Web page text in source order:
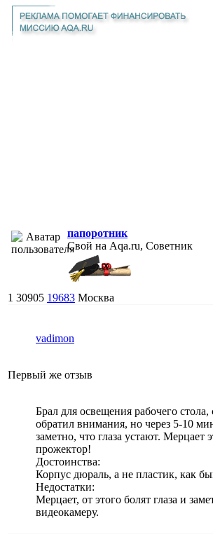
папоротник
Свой на Aqa.ru, Советник
1 30905 19683 Москва
vadimon
Первый же отзыв
Брал для освещения рабочего стола,
обратил внимания, но через 5-10
заметно, что глаза устают. Мерцает
прожектор!
Достоинства:
Корпус дюраль, а не пластик, как
Недостатки:
Мерцает, от этого болят глаза и
видеокамеру.